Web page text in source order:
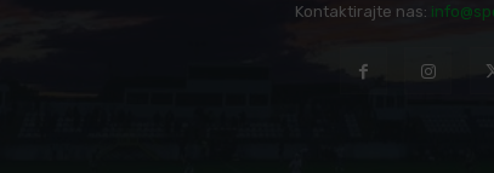
Kontaktirajte nas: